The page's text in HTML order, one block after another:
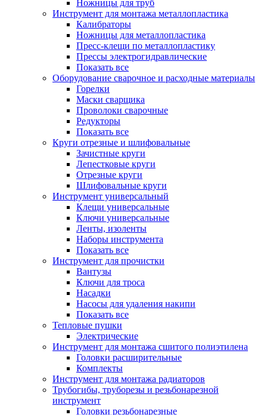
Ножницы для труб
Инструмент для монтажа металлопластика
Калибраторы
Ножницы для металлопластика
Пресс-клещи по металлопластику
Прессы электрогидравлические
Показать все
Оборудование сварочное и расходные материалы
Горелки
Маски сварщика
Проволоки сварочные
Редукторы
Показать все
Круги отрезные и шлифовальные
Зачистные круги
Лепестковые круги
Отрезные круги
Шлифовальные круги
Инструмент универсальный
Клещи универсальные
Ключи универсальные
Ленты, изоленты
Наборы инструмента
Показать все
Инструмент для прочистки
Вантузы
Ключи для троса
Насадки
Насосы для удаления накипи
Показать все
Тепловые пушки
Электрические
Инструмент для монтажа сшитого полиэтилена
Головки расширительные
Комплекты
Инструмент для монтажа радиаторов
Трубогибы, труборезы и резьбонарезной
инструмент
Головки резьбонарезные